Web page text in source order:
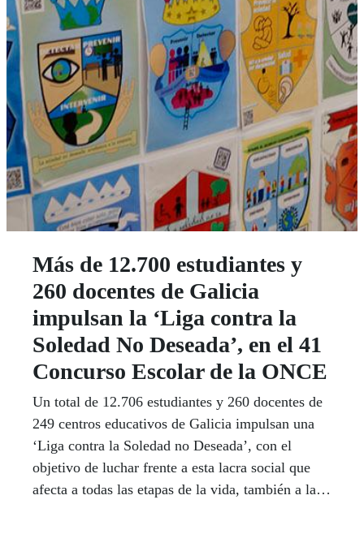
Más de 12.700 estudiantes y
260 docentes de Galicia
impulsan la ‘Liga contra la
Soledad No Deseada’, en el 41
Concurso Escolar de la ONCE
Un total de 12.706 estudiantes y 260 docentes de
249 centros educativos de Galicia impulsan una
‘Liga contra la Soledad no Deseada’, con el
objetivo de luchar frente a esta lacra social que
afecta a todas las etapas de la vida, también a la